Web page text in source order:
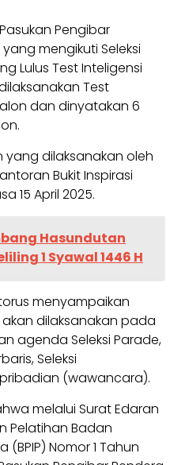
Pengibar
mengikuti Seleksi
Lulus Test Inteligensi
Test
dan dinyatakan 6
yang dilaksanakan oleh
Bukit Inspirasi
15 April 2025.
Hasundutan
1 Syawal 1446 H
menyampaikan
dilaksanakan pada
agenda Seleksi Parade,
Seleksi
(wawancara).
melalui Surat Edaran
Pelatihan Badan
Nomor 1 Tahun